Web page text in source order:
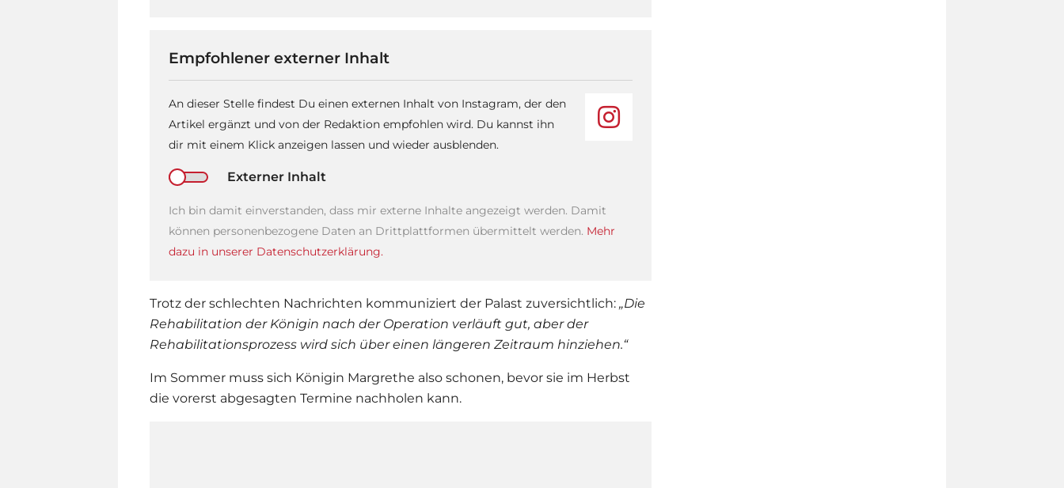
Empfohlener externer Inhalt
An dieser Stelle findest Du einen externen Inhalt von Instagram, der den
Artikel ergänzt und von der Redaktion empfohlen wird. Du kannst ihn
dir mit einem Klick anzeigen lassen und wieder ausblenden.
Externer Inhalt
Ich bin damit einverstanden, dass mir externe Inhalte angezeigt werden. Damit
können personenbezogene Daten an Drittplattformen übermittelt werden. Mehr
dazu in unserer Datenschutzerklärung.
Trotz der schlechten Nachrichten kommuniziert der Palast zuversichtlich: „Die
Rehabilitation der Königin nach der Operation verläuft gut, aber der
Rehabilitationsprozess wird sich über einen längeren Zeitraum hinziehen.“
Im Sommer muss sich Königin Margrethe also schonen, bevor sie im Herbst
die vorerst abgesagten Termine nachholen kann.